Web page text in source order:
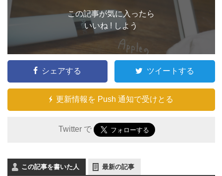
この記事が気に入ったら
いいね ! しよう
シェアする ツイートする
更新情報を Push 通知で受けとる
Twitter で
この記事を書いた人 最新の記事